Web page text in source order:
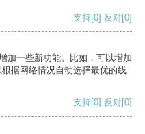
支持[0] 反对[0]
加一些新功能。比如，可以增加
据网络情况自动选择最优的线
支持[0] 反对[0]